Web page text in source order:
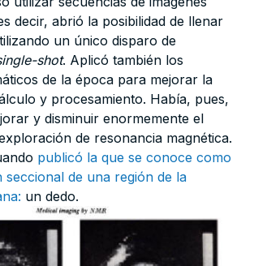
decir, abrió la posibilidad de llenar
un único disparo de
shot. Aplicó también los
de la época para mejorar la
y procesamiento. Había, pues,
y disminuir enormemente el
de resonancia magnética.
publicó la que se conoce como
seccional de una región de la
un dedo.